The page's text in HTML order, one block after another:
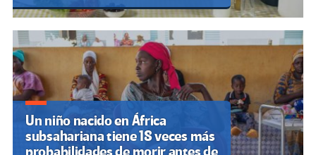
Un niño nacido en África
subsahariana tiene 18 veces más